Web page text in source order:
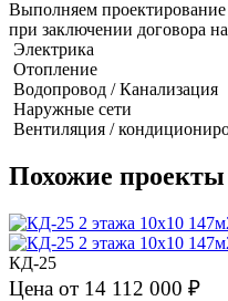
Выполняем
при заключении договора
Электрика
Отопление
Водопровод / Канализация
Наружные сети
Вентиляция /
Похожие проекты
КД-25
Цена от 14 112 000 ₽